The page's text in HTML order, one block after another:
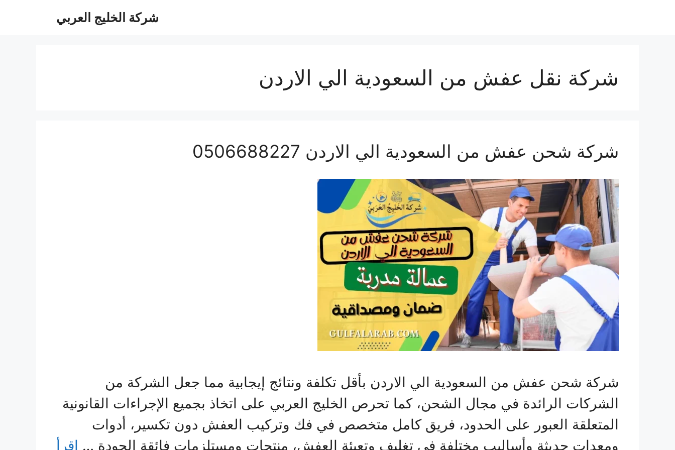
شركة الخليج العربي
شركة نقل عفش من السعودية الي الاردن
شركة شحن عفش من السعودية الي الاردن 0506688227
شركة شحن عفش من السعودية الي الاردن بأقل تكلفة ونتائج إيجابية مما جعل الشركة من
الشركات الرائدة في مجال الشحن، كما تحرص الخليج العربي على اتخاذ بجميع الإجراءات القانونية
المتعلقة العبور على الحدود، فريق كامل متخصص في فك وتركيب العفش دون تكسير، أدوات
ومعدات حديثة وأساليب مختلفة في تغليف وتعبئة العفش، منتجات ومستلزمات فائقة الجودة … اقرأ